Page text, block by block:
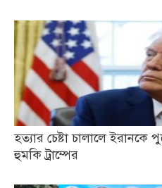
হত্যার চেষ্টা চালালে
হুমকি ট্রাম্পের